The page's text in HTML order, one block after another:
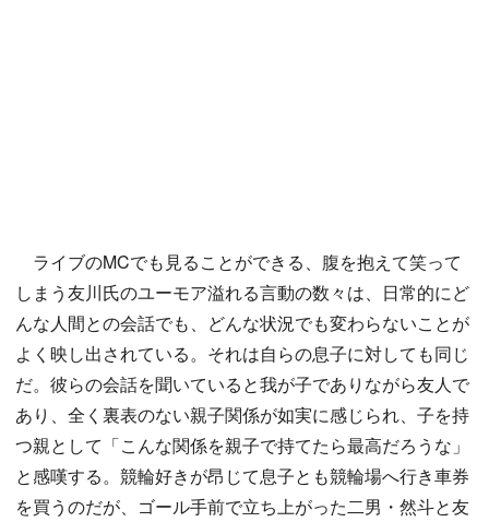
ライブのMCでも見ることができる、腹を抱えて笑って
しまう友川氏のユーモア溢れる言動の数々は、日常的にど
んな人間との会話でも、どんな状況でも変わらないことが
よく映し出されている。それは自らの息子に対しても同じ
だ。彼らの会話を聞いていると我が子でありながら友人で
あり、全く裏表のない親子関係が如実に感じられ、子を持
つ親として「こんな関係を親子で持てたら最高だろうな」
と感嘆する。競輪好きが昂じて息子とも競輪場へ行き車券
を買うのだが、ゴール手前で立ち上がった二男・然斗と友